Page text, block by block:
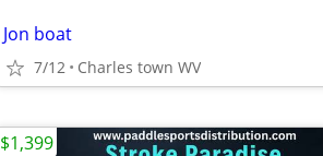
Jon boat
7/12 Charles town WV
$1,399